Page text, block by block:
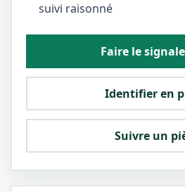
suivi raisonné
Faire le
Identifier en
Suivre un